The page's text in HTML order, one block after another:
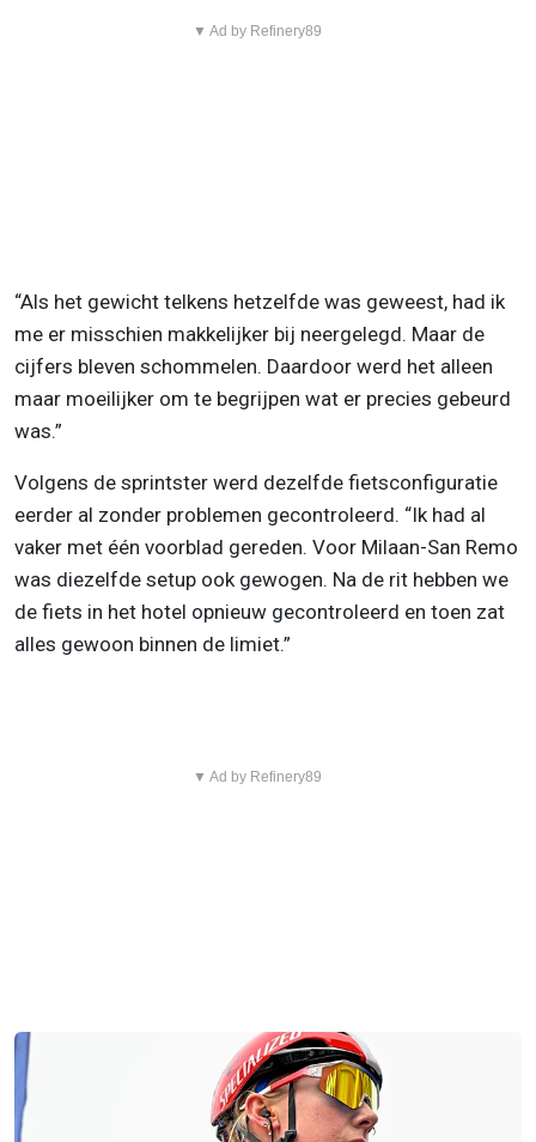
▼ Ad by Refinery89
“Als het gewicht telkens hetzelfde was geweest, had ik
me er misschien makkelijker bij neergelegd. Maar de
cijfers bleven schommelen. Daardoor werd het alleen
maar moeilijker om te begrijpen wat er precies gebeurd
was.”
Volgens de sprintster werd dezelfde fietsconfiguratie
eerder al zonder problemen gecontroleerd. “Ik had al
vaker met één voorblad gereden. Voor Milaan-San Remo
was diezelfde setup ook gewogen. Na de rit hebben we
de fiets in het hotel opnieuw gecontroleerd en toen zat
alles gewoon binnen de limiet.”
▼ Ad by Refinery89